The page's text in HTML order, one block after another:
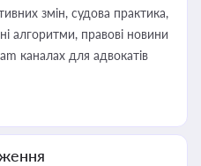
змін, судова практика,
алгоритми, правові новини
каналах для адвокатів